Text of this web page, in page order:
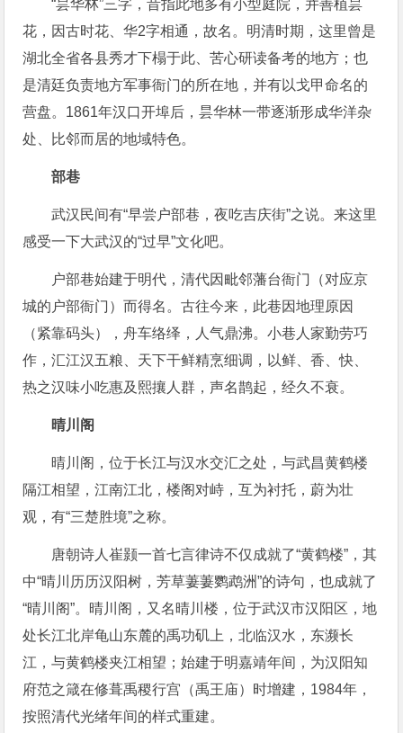
“昙华林”三字，昔指此地多有小型庭院，并善植昙
花，因古时花、华2字相通，故名。明清时期，这里曾是
湖北全省各县秀才下榻于此、苦心研读备考的地方；也
是清廷负责地方军事衙门的所在地，并有以戈甲命名的
营盘。1861年汉口开埠后，昙华林一带逐渐形成华洋杂
处、比邻而居的地域特色。
部巷
武汉民间有“早尝户部巷，夜吃吉庆街”之说。来这里
感受一下大武汉的“过早”文化吧。
户部巷始建于明代，清代因毗邻藩台衙门（对应京
城的户部衙门）而得名。古往今来，此巷因地理原因
（紧靠码头），舟车络绎，人气鼎沸。小巷人家勤劳巧
作，汇江汉五粮、天下干鲜精烹细调，以鲜、香、快、
热之汉味小吃惠及熙攘人群，声名鹊起，经久不衰。
晴川阁
晴川阁，位于长江与汉水交汇之处，与武昌黄鹤楼
隔江相望，江南江北，楼阁对峙，互为衬托，蔚为壮
观，有“三楚胜境”之称。
唐朝诗人崔颢一首七言律诗不仅成就了“黄鹤楼”，其
中“晴川历历汉阳树，芳草萋萋鹦鹉洲”的诗句，也成就了
“晴川阁”。晴川阁，又名晴川楼，位于武汉市汉阳区，地
处长江北岸龟山东麓的禹功矶上，北临汉水，东濒长
江，与黄鹤楼夹江相望；始建于明嘉靖年间，为汉阳知
府范之箴在修葺禹稷行宫（禹王庙）时增建，1984年，
按照清代光绪年间的样式重建。